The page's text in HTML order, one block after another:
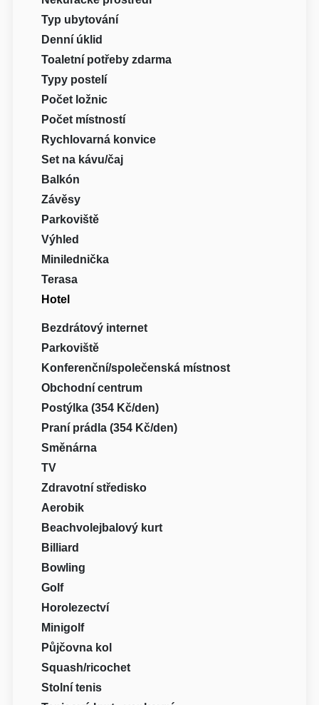
Typ ubytování
Denní úklid
Toaletní potřeby zdarma
Typy postelí
Počet ložnic
Počet místností
Rychlovarná konvice
Set na kávu/čaj
Balkón
Závěsy
Parkoviště
Výhled
Minilednička
Terasa
Hotel
Bezdrátový internet
Parkoviště
Konferenční/společenská místnost
Obchodní centrum
Postýlka (354 Kč/den)
Praní prádla (354 Kč/den)
Směnárna
TV
Zdravotní středisko
Aerobik
Beachvolejbalový kurt
Billiard
Bowling
Golf
Horolezectví
Minigolf
Půjčovna kol
Squash/ricochet
Stolní tenis